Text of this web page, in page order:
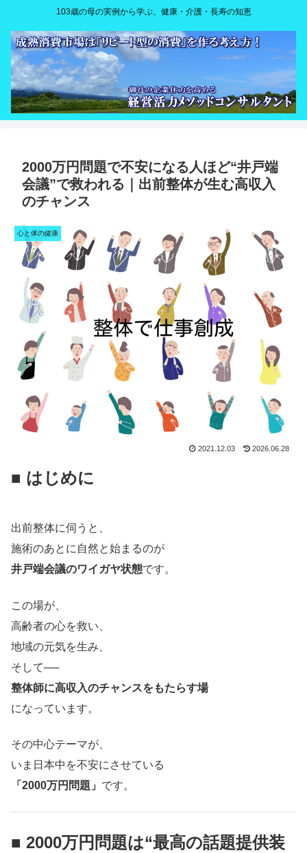
103歳の母の実例から学ぶ、健康・介護・長寿の知恵
2000万円問題で不安になる人ほど“井戸端
会議”で救われる｜出前整体が生む高収入
のチャンス
心と体の健康
2021.12.03 2026.06.28
■ はじめに
出前整体に伺うと、
施術のあとに自然と始まるのが
井戸端会議のワイガヤ状態です。
この場が、
高齢者の心を救い、
地域の元気を生み、
そして──
整体師に高収入のチャンスをもたらす場
になっています。
その中心テーマが、
いま日本中を不安にさせている
「2000万円問題」 です。
■ 2000万円問題は“最高の話題提供装